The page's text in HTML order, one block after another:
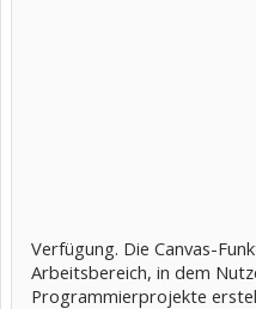
Verfügung. Die Canvas-
Arbeitsbereich, in dem
Programmierprojekte